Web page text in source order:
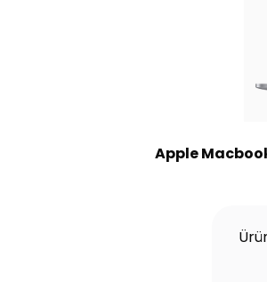
Apple Macbook